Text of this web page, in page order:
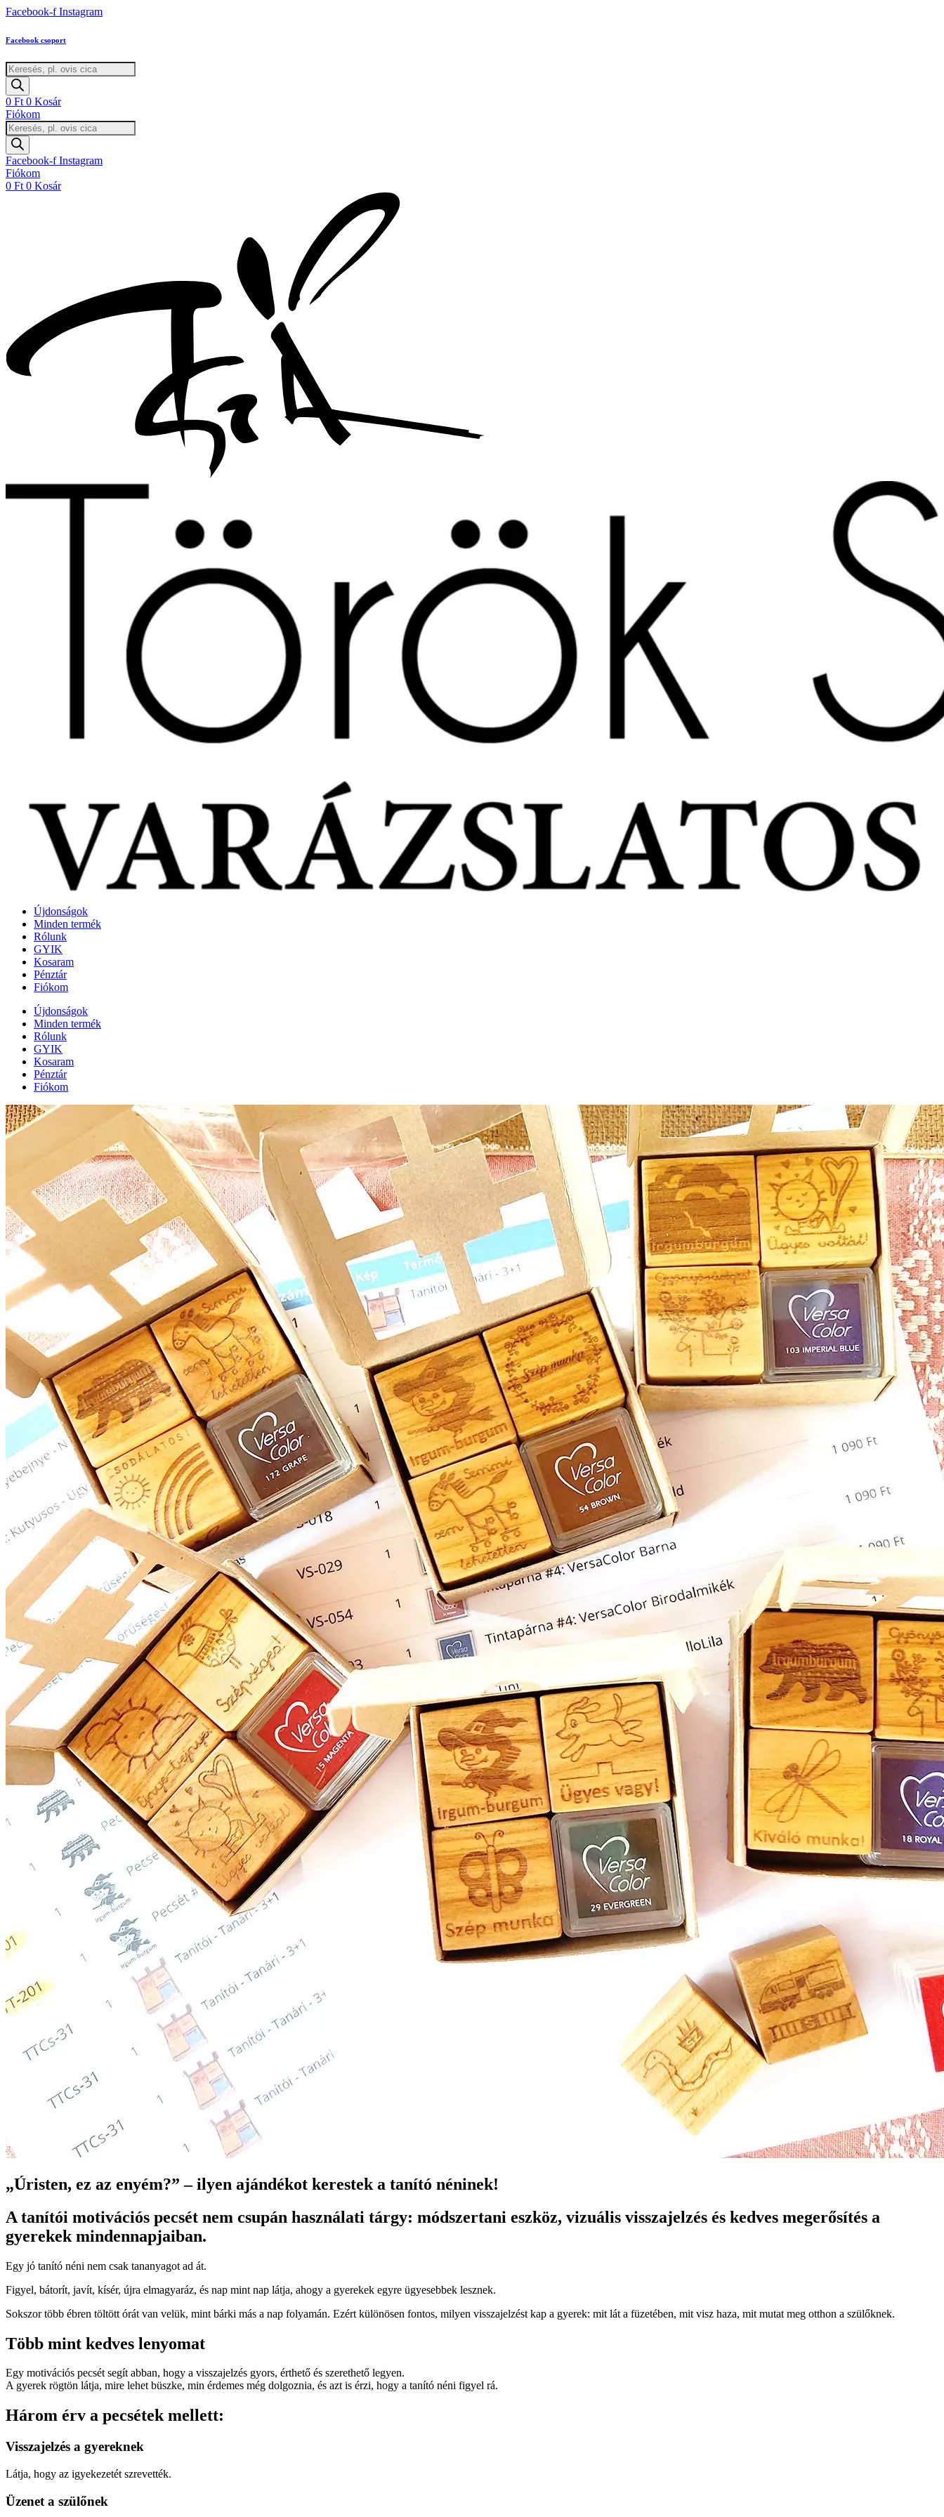
Ugrás
tartalomhoz
Facebook-f Instagram
Facebook csoport
Products
search
0 Ft 0 Kosár
Fiókom
Products
search
Facebook-f Instagram
Fiókom
0 Ft 0 Kosár
Újdonságok
Minden termék
Rólunk
GYIK
Kosaram
Pénztár
Fiókom
Újdonságok
Minden termék
Rólunk
GYIK
Kosaram
Pénztár
Fiókom
„Úristen, ez az enyém?” – ilyen ajándékot kerestek a tanító néninek!
A tanítói motivációs pecsét nem csupán használati tárgy: módszertani eszköz, vizuális visszajelzés és kedves megerősítés a
gyerekek mindennapjaiban.
Egy jó tanító néni nem csak tananyagot ad át.
Figyel, bátorít, javít, kísér, újra elmagyaráz, és nap mint nap látja, ahogy a gyerekek egyre ügyesebbek lesznek.
Sokszor több ébren töltött órát van velük, mint bárki más a nap folyamán. Ezért különösen fontos, milyen visszajelzést kap a gyerek: mit lát a füzetében, mit visz haza, mit mutat meg otthon a szülőknek.
Több mint kedves lenyomat
Egy motivációs pecsét segít abban, hogy a visszajelzés gyors, érthető és szerethető legyen.
A gyerek rögtön látja, mire lehet büszke, min érdemes még dolgoznia, és azt is érzi, hogy a tanító néni figyel rá.
Három érv a pecsétek mellett:
Visszajelzés a gyereknek
Látja, hogy az igyekezetét szrevették.
Üzenet a szülőnek